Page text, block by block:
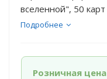
вселенной", 50
Подробнее
Розничная цена